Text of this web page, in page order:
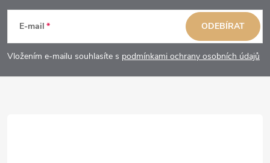
p
a
E-mail
Vložením e-mailu souhlasíte s podmínkami ochrany osobních údajů
ODEBÍRAT